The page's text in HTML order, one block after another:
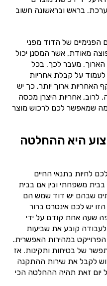
בראש ובראשונה חשוב
של הדוד מפני
מאודת, אשר המסנן יכול
הארוך. מעבר לכך, בכל
על קבלת אחריות
האחריות ארוך יותר, כך יש
אחריות היצרן מכסה
מה שמאפשר לכם לרכוש מוצר
היא ההחלטה
לחיות בתנאי החיים
משפחתי ובין אם בבית
שבהם יש דוד שמש הם
יש לכם אינטרס ברור
שעה אחת קודם על ידי
קובע את שביעות
במהירות האפשרית.
של בטיחות ותקינות. אז
לקבל את שירות ההתקנה
יום זאת תהיה ההחלטה הכי